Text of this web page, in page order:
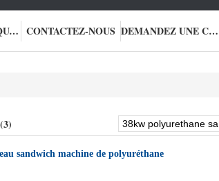
CONTRÔLE DE QUALITÉ CONTACTEZ-NOUS DEMANDEZ UNE CITATION
(3)
sandwich machine de polyuréthane